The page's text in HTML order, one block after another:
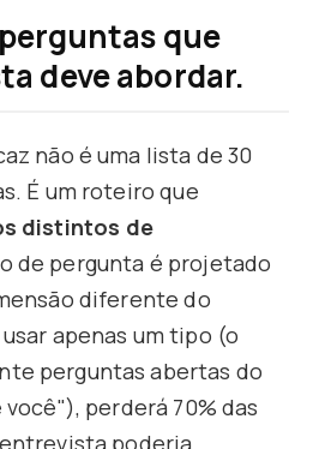
que
deve abordar.
não é uma lista de 30
É um roteiro que
distintos de
de pergunta é projetado
diferente do
apenas um tipo (o
perguntas abertas do
perderá 70% das